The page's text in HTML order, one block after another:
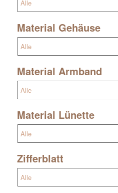
Material Gehäuse
Material Armband
Material Lünette
Zifferblatt